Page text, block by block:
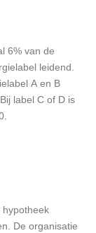
6% van de
leidend.
A en B
label C of D is
hypotheek
De organisatie